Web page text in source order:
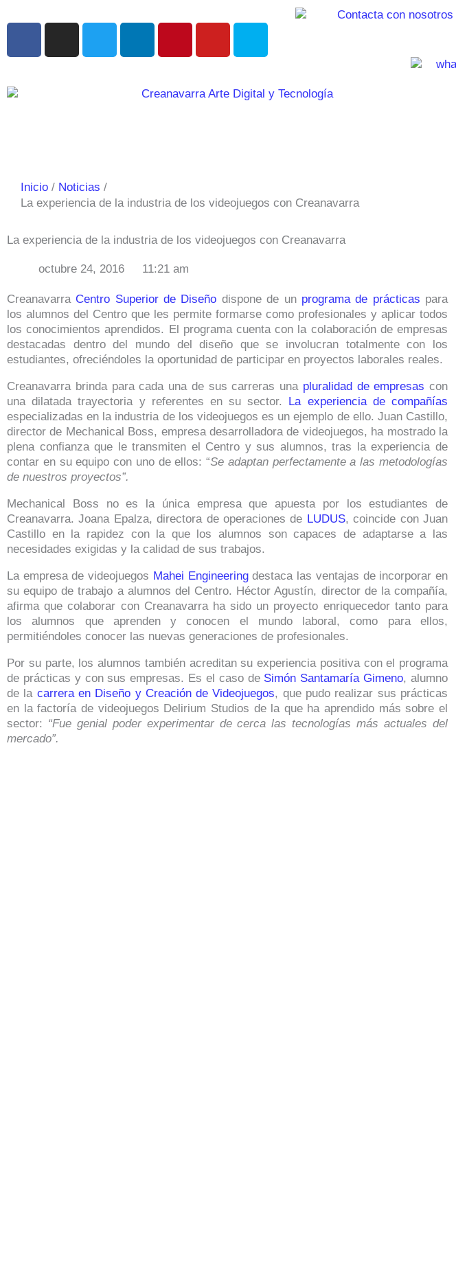
al
e
e
u
e
Inicio
Noticias
La experiencia de la industria de los videojuegos con Creanavarra
La experiencia de la industria de los videojuegos con Creanavarra
octubre 24, 2016 11:21 am
CreanavarraCentro Superior de Diseño dispone de un programa de prácticas para
los alumnos del Centro que les permite formarse como profesionales y aplicar todos
los conocimientos aprendidos. El programa cuenta con la colaboración de empresas
destacadas dentro del mundo del diseño que se involucran totalmente con los
estudiantes, ofreciéndoles la oportunidad de participar en proyectos laborales reales.
Creanavarra brinda para cada una de sus carreras una pluralidad de empresas con
una dilatada trayectoria y referentes en su sector. La experiencia de compañías
especializadas en la industria de los videojuegos es un ejemplo de ello. Juan Castillo,
director de Mechanical Boss, empresa desarrolladora de videojuegos, ha mostrado la
plena confianza que le transmiten el Centro y sus alumnos, tras la experiencia de
contar en su equipo con uno de ellos: “Se adaptan perfectamente a las metodologías
de nuestros proyectos”.
Mechanical Boss no es la única empresa que apuesta por los estudiantes de
Creanavarra. Joana Epalza, directora de operaciones de LUDUS, coincide con Juan
Castillo en la rapidez con la que los alumnos son capaces de adaptarse a las
necesidades exigidas y la calidad de sus trabajos.
La empresa de videojuegos Mahei Engineeringdestaca las ventajas de incorporar en
su equipo de trabajo a alumnos del Centro. Héctor Agustín, director de la compañía,
afirma que colaborar con Creanavarra ha sido un proyecto enriquecedor tanto para
los alumnos que aprenden y conocen el mundo laboral, como para ellos,
permitiéndoles conocer las nuevas generaciones de profesionales.
Por su parte, los alumnos también acreditan su experiencia positiva con el programa
de prácticas y con sus empresas. Es el caso de Simón Santamaría Gimeno, alumno
de la carrera en Diseño y Creación de Videojuegos, que pudo realizar sus prácticas
en la factoría de videojuegos Delirium Studios de la que ha aprendido más sobre el
sector: “Fue genial poder experimentar de cerca las tecnologías más actuales del
mercado”.